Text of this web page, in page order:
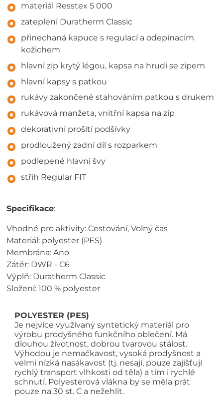
materiál Resstex 5 000
zateplení Duratherm Classic
přinechaná kapuce s regulací a odepínacím
kožichem
hlavní zip krytý légou, kapsa na hrudi se zipem
hlavní kapsy s patkou
rukávy zakončené stahováním patkou s drukem
rukávová manžeta, vnitřní kapsa na zip
dekorativní prošití podšívky
prodloužený zadní díl s rozparkem
podlepené hlavní švy
střih Regular FIT
Specifikace:
Vhodné pro aktivity: Cestování, Volný čas
Materiál: polyester (PES)
Membrána: Ano
Zátěr: DWR - C6
Výplň: Duratherm Classic
Složení: 100 % polyester
POLYESTER (PES)
Je nejvíce využívaný syntetický materiál pro
výrobu prodyšného funkčního oblečení. Má
dlouhou životnost, dobrou tvarovou stálost.
Výhodou je nemačkavost, vysoká prodyšnost a
velmi nízká nasákavost (tj. nesají, pouze zajišťují
rychlý transport vlhkosti od těla) a tím i rychlé
schnutí. Polyesterová vlákna by se měla prát
pouze na 30 st. C a nežehlit.